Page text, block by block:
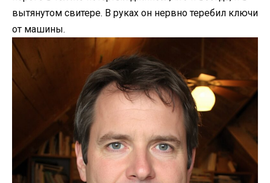
вытянутом свитере. В руках он нервно теребил ключи
от машины.